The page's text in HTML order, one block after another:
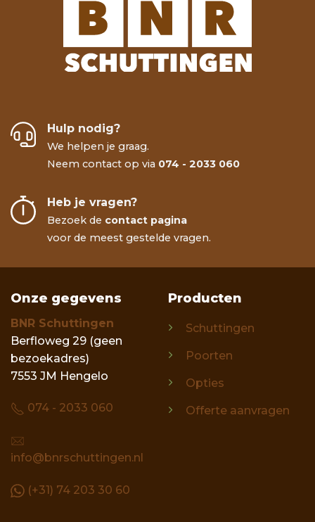
Hulp nodig?
We helpen je graag.
Neem contact op via 074 - 2033 060
Heb je vragen?
Bezoek de contact pagina
voor de meest gestelde vragen.
Onze gegevens
BNR Schuttingen
Berfloweg 29 (geen
bezoekadres)
7553 JM Hengelo
074 - 2033 060
info@bnrschuttingen.nl
(+31) 74 203 30 60
Producten
Schuttingen
Poorten
Opties
Offerte aanvragen